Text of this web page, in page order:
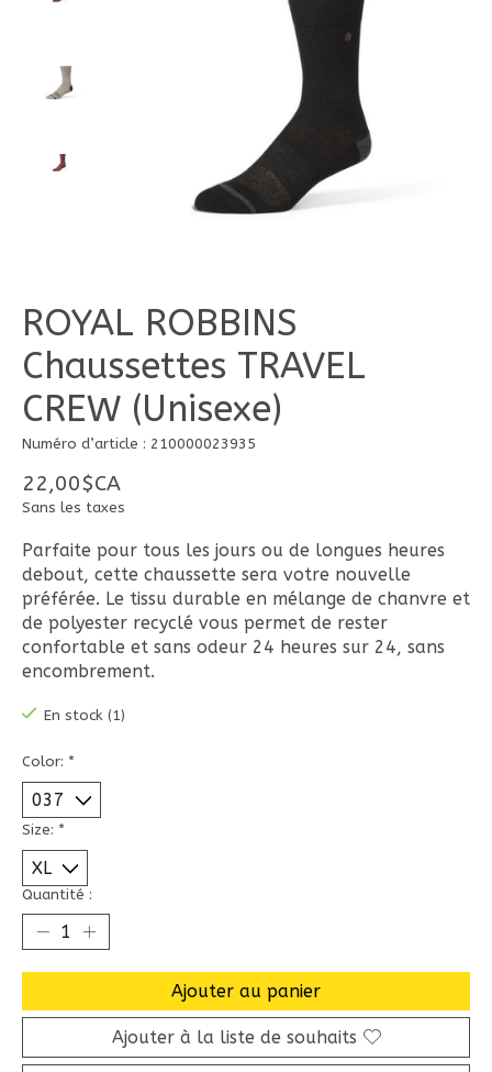
ROYAL ROBBINS
Chaussettes TRAVEL
CREW (Unisexe)
Numéro d’article : 210000023935
22,00$CA
Sans les taxes
Parfaite pour tous les jours ou de longues heures
debout, cette chaussette sera votre nouvelle
préférée. Le tissu durable en mélange de chanvre et
de polyester recyclé vous permet de rester
confortable et sans odeur 24 heures sur 24, sans
encombrement.
En stock (1)
Color: *
Size: *
Quantité :
Ajouter au panier
Ajouter à la liste de souhaits